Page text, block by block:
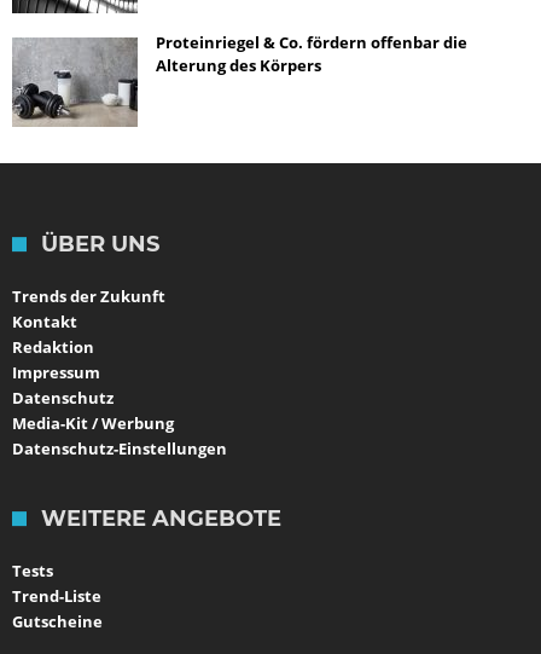
Proteinriegel & Co. fördern offenbar die
Alterung des Körpers
ÜBER UNS
Trends der Zukunft
Kontakt
Redaktion
Impressum
Datenschutz
Media-Kit / Werbung
Datenschutz-Einstellungen
WEITERE ANGEBOTE
Tests
Trend-Liste
Gutscheine